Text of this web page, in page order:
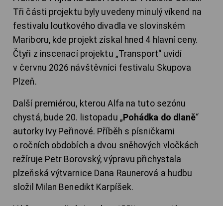
Tři části projektu byly uvedeny minulý víkend na
festivalu loutkového divadla ve slovinském
Mariboru, kde projekt získal hned 4 hlavní ceny.
Čtyři z inscenací projektu „Transport“ uvidí
v červnu 2026 návštěvníci festivalu Skupova
Plzeň.
Další premiérou, kterou Alfa na tuto sezónu
chystá, bude 20. listopadu „Pohádka do dlaně“
autorky Ivy Peřinové. Příběh s písničkami
o ročních obdobích a dvou sněhových vločkách
režíruje Petr Borovský, výpravu přichystala
plzeňská výtvarnice Dana Raunerová a hudbu
složil Milan Benedikt Karpíšek.